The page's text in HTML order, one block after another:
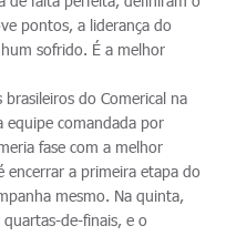
pontos, a liderança do
sofrido. É a melhor
brasileiros do Comerical na
equipe comandada por
fase com a melhor
encerrar a primeira etapa do
mesmo. Na quinta,
de-finais, e o